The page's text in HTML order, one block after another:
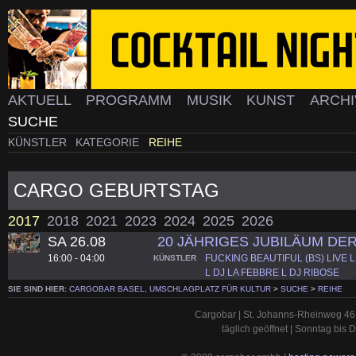
AKTUELL PROGRAMM MUSIK KUNST
SUCHE
KÜNSTLER KATEGORIE REIHE
CARGO GEBURTSTAG
2017 2018 2021 2023 2024 2025 2026
SA 26.08
16:00 - 04:00
20 JÄHRIGES JUBILÄUM
KÜNSTLER
FUCKING BEAUTIFUL (BS) LIVE
L DJ LA FEBBRE L DJ RIBOSE
SIE SIND HIER: CARGOBAR BASEL, UMSCHLAGPLATZ FÜR KULTUR > SUCHE > REIHE
Cargobar | St. Johanns-Rheinweg
täglich geöffnet | Sonntag bis